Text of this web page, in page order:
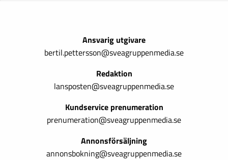
Ansvarig utgivare
bertil.pettersson@sveagruppenmedia.se
Redaktion
lansposten@sveagruppenmedia.se
Kundservice prenumeration
prenumeration@sveagruppenmedia.se
Annonsförsäljning
annonsbokning@sveagruppenmedia.se